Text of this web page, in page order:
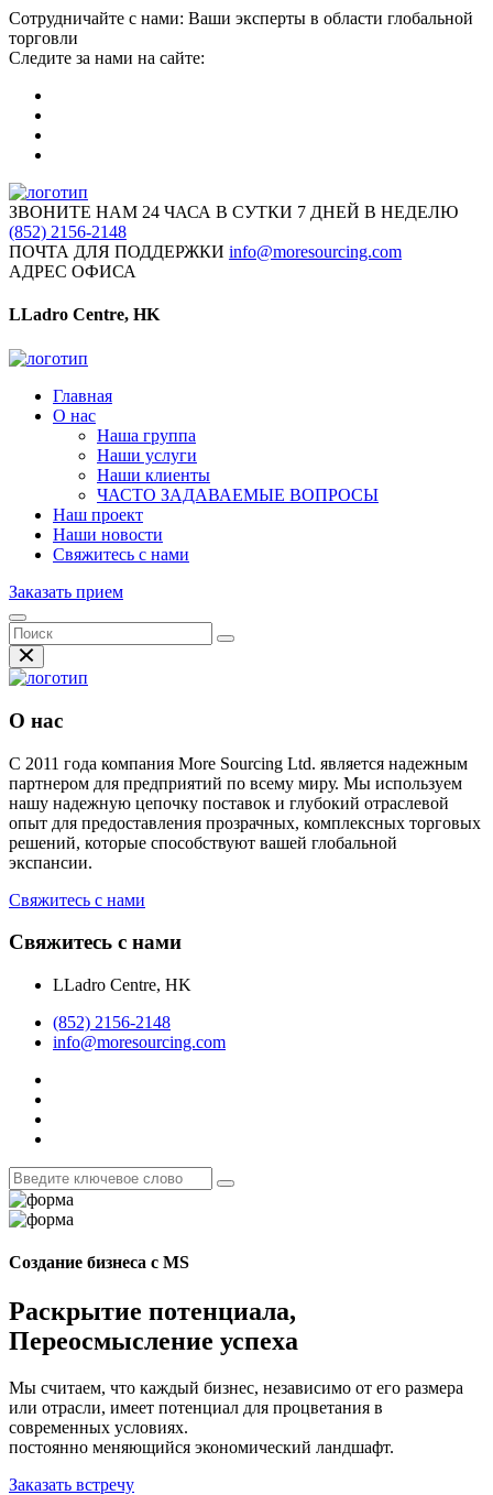
Сотрудничайте с нами: Ваши эксперты в области глобальной
торговли
Следите за нами на сайте:
ЗВОНИТЕ НАМ 24 ЧАСА В СУТКИ 7 ДНЕЙ В НЕДЕЛЮ
(852) 2156-2148
ПОЧТА ДЛЯ ПОДДЕРЖКИ info@moresourcing.com
АДРЕС ОФИСА
LLadro Centre, HK
Главная
О нас
Наша группа
Наши услуги
Наши клиенты
ЧАСТО ЗАДАВАЕМЫЕ ВОПРОСЫ
Наш проект
Наши новости
Свяжитесь с нами
Заказать прием
О нас
С 2011 года компания More Sourcing Ltd. является надежным
партнером для предприятий по всему миру. Мы используем
нашу надежную цепочку поставок и глубокий отраслевой
опыт для предоставления прозрачных, комплексных торговых
решений, которые способствуют вашей глобальной
экспансии.
Свяжитесь с нами
Свяжитесь с нами
LLadro Centre, HK
(852) 2156-2148
info@moresourcing.com
Создание бизнеса с MS
Раскрытие потенциала,
Переосмысление успеха
Мы считаем, что каждый бизнес, независимо от его размера
или отрасли, имеет потенциал для процветания в
современных условиях.
постоянно меняющийся экономический ландшафт.
Заказать встречу